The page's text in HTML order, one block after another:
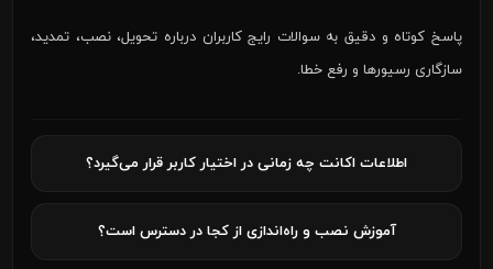
پاسخ کوتاه و دقیق به سوالات رایج کاربران درباره تحویل، نصب، تمدید،
سازگاری رسیورها و رفع خطا.
اطلاعات اکانت چه زمانی در اختیار کاربر قرار می‌گیرد؟
آموزش نصب و راه‌اندازی از کجا در دسترس است؟